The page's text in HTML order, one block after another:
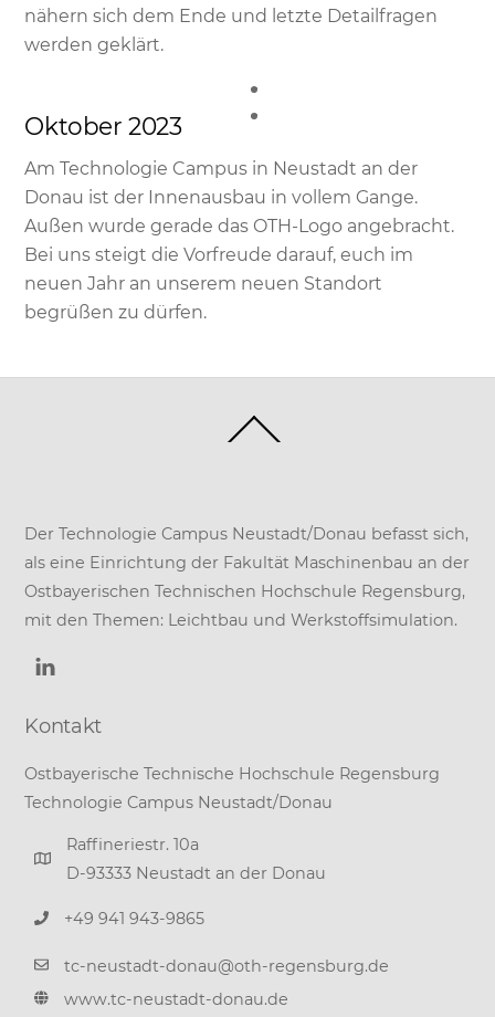
nähern sich dem Ende und letzte Detailfragen
werden geklärt.
Oktober 2023
Am Technologie Campus in Neustadt an der
Donau ist der Innenausbau in vollem Gange.
Außen wurde gerade das OTH-Logo angebracht.
Bei uns steigt die Vorfreude darauf, euch im
neuen Jahr an unserem neuen Standort
begrüßen zu dürfen.
To
Der Technologie Campus Neustadt/Donau befasst sich,
als eine Einrichtung der Fakultät Maschinenbau an der
Ostbayerischen Technischen Hochschule Regensburg,
mit den Themen: Leichtbau und Werkstoffsimulation.
Kontakt
Ostbayerische Technische Hochschule Regensburg
Technologie Campus Neustadt/Donau
Raffineriestr. 10a
D-93333 Neustadt an der Donau
+49 941 943-9865
tc-neustadt-donau@oth-regensburg.de
www.tc-neustadt-donau.de